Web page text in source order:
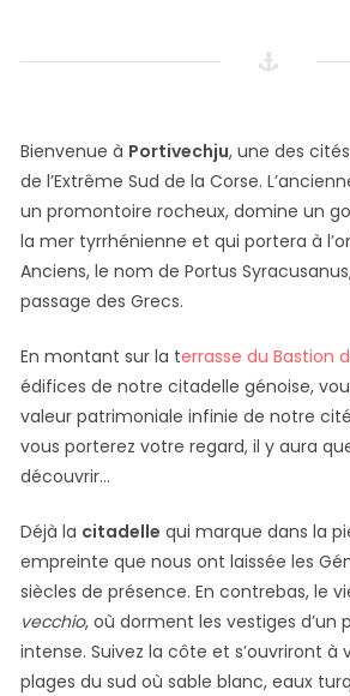
Bienvenue à Portivechju, une des
de l’Extrême Sud de la Corse.
un promontoire rocheux, domine un
la mer tyrrhénienne et qui portera à
Anciens, le nom de Portus
passage des Grecs.
En montant sur la terrasse du Bastion
édifices de notre citadelle génoise,
valeur patrimoniale infinie de notre
vous porterez votre regard, il y aura
découvrir…
Déjà la citadelle qui marque dans la
empreinte que nous ont laissée les
siècles de présence. En contrebas, le
vecchio, où dorment les vestiges d’un
intense. Suivez la côte et s’ouvriront à
plages du sud où sable blanc, eaux